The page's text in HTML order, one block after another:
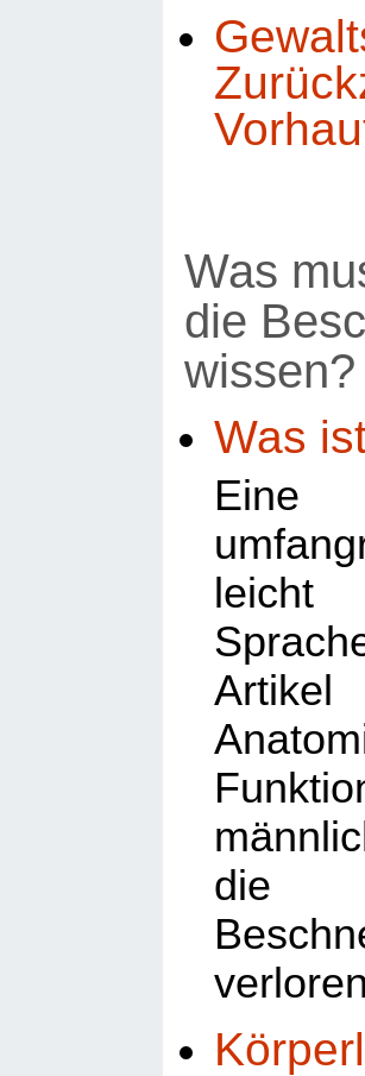
Was
die
wissen?
Was
leicht
die